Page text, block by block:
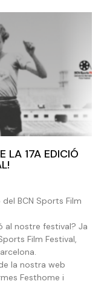
LA 17A EDICIÓ
BCN Sports Film
al nostre festival? Ja
Film Festival,
la nostra web
Festhome i